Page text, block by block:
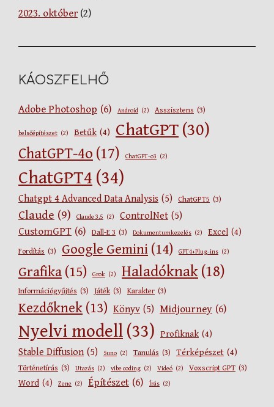
2023. október(2)
KÁOSZFELHŐ
Adobe Photoshop (6) Android (2) Asszisztens (3)
belsőépítészet (2) Betűk (4) ChatGPT (30)
ChatGPT-4o (17) ChatGPT-o3 (2)
ChatGPT4 (34)
Chatgpt 4 Advanced Data Analysis (5) ChatGPT5 (3)
Claude (9) Claude 3.5 (2) ControlNet (5)
CustomGPT (6) Dall-E 3 (3) Dokumentumkezelés (2) Excel (4)
Fordítás (3) Google Gemini (14) GPT4+Plug-ins (2)
Grafika (15) Grok (2) Haladóknak (18)
Információgyűjtés (3) Játék (3) Karakter (3)
Kezdőknek (13) Könyv (5) Midjourney (6)
Nyelvi modell (33) Profiknak (4)
Stable Diffusion (5) Suno (2) Tanulás (3) Térképészet (4)
Történetírás (3) Utazás (2) vibe coding (2) Videó (2) Voxscript GPT (3)
Word (4) Zene (2) Építészet (6) Írás (2)